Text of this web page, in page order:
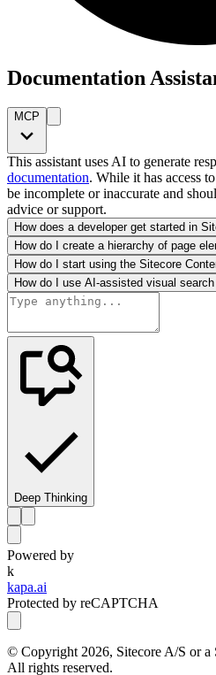
Documentation
MCP
This assistant uses AI to generate
documentation. While it has access
be incomplete or inaccurate and
advice or support.
How does a developer get started in
How do I create a hierarchy of page
How do I start using the Sitecore
How do I use AI-assisted visual
Deep Thinking
Powered by
k
kapa.ai
Protected by reCAPTCHA
© Copyright2026, Sitecore A/S or a
All rights reserved.